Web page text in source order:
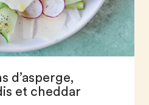
d’asperge,
et cheddar